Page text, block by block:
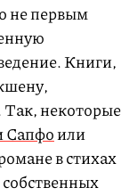
не первым
Книги,
Так, некоторые
Сапфоили
в стихах